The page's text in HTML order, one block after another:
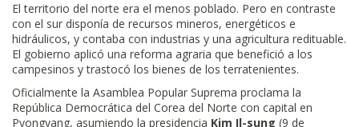
El territorio del norte era el menos poblado. Pero en contraste
con el sur disponía de recursos mineros, energéticos e
hidráulicos, y contaba con industrias y una agricultura redituable.
El gobierno aplicó una reforma agraria que benefició a los
campesinos y trastocó los bienes de los terratenientes.
Oficialmente la Asamblea Popular Suprema proclama la
República Democrática del Corea del Norte con capital en
Pyongyang, asumiendo la presidencia Kim Il-sung (9 de